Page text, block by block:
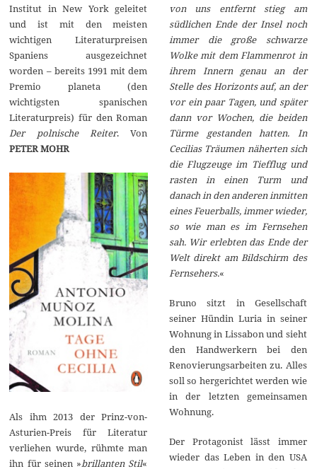
Institut in New York geleitet
und ist mit den meisten
wichtigen Literaturpreisen
Spaniens ausgezeichnet
worden – bereits 1991 mit dem
Premio planeta (den
wichtigsten spanischen
Literaturpreis) für den Roman
Der polnische Reiter. Von
PETER MOHR
Als ihm 2013 der Prinz-von-
Asturien-Preis für Literatur
verliehen wurde, rühmte man
ihn für seinen »brillanten Stil«
von uns entfernt stieg am
südlichen Ende der Insel noch
immer die große schwarze
Wolke mit dem Flammenrot in
ihrem Innern genau an der
Stelle des Horizonts auf, an der
vor ein paar Tagen, und später
dann vor Wochen, die beiden
Türme gestanden hatten. In
Cecilias Träumen näherten sich
die Flugzeuge im Tiefflug und
rasten in einen Turm und
danach in den anderen inmitten
eines Feuerballs, immer wieder,
so wie man es im Fernsehen
sah. Wir erlebten das Ende der
Welt direkt am Bildschirm des
Fernsehers.«
Bruno sitzt in Gesellschaft
seiner Hündin Luria in seiner
Wohnung in Lissabon und sieht
den Handwerkern bei den
Renovierungsarbeiten zu. Alles
soll so hergerichtet werden wie
in der letzten gemeinsamen
Wohnung.
Der Protagonist lässt immer
wieder das Leben in den USA